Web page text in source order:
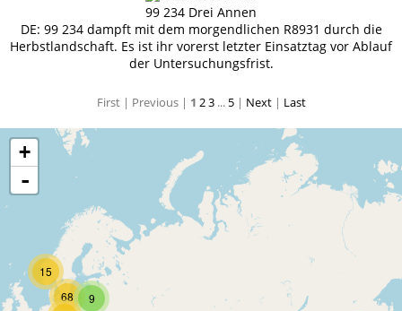
99 234 Drei Annen
DE: 99 234 dampft mit dem morgendlichen R8931 durch die
Herbstlandschaft. Es ist ihr vorerst letzter Einsatztag vor Ablauf
der Untersuchungsfrist.
First | Previous | 1 23... 5 | Next | Last
68 9
15
+
-